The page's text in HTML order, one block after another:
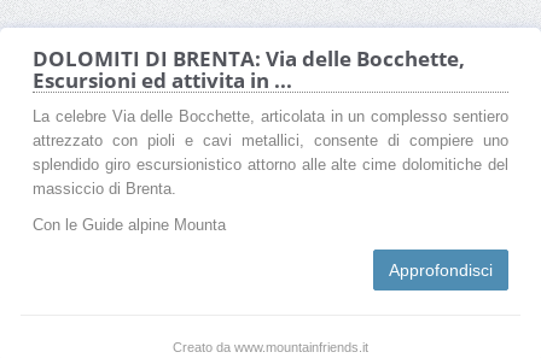
DOLOMITI DI BRENTA: Via delle Bocchette,
Escursioni ed attivita in ...
La celebre Via delle Bocchette, articolata in un complesso sentiero
attrezzato con pioli e cavi metallici, consente di compiere uno
splendido giro escursionistico attorno alle alte cime dolomitiche del
massiccio di Brenta.
Con le Guide alpine Mounta
Approfondisci
Creato da www.mountainfriends.it